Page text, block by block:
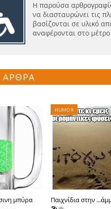
Η παρούσα
να διασταυρώνει τις
βασίζονται σε υλικό
αναφέρονται στο
ΑΡΘΡΑ
μπύρα
HUMOR
Παιχνίδια στην